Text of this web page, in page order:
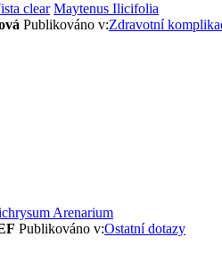
clear Maytenus Ilicifolia
Publikováno v:Zdravotní
Arenarium
Publikováno v:Ostatní dotazy